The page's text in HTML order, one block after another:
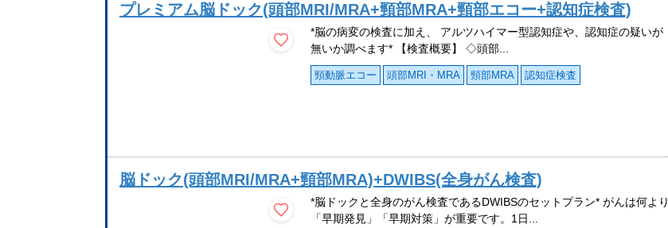
プレミアム脳ドック(頭部MRI/MRA+頸部MRA+頸部エコー+認知症検査)
*脳の病変の検査に加え、 アルツハイマー型認知症や、認知症の疑いが
無いか調べます* 【検査概要】 ◇頭部...
頸動脈エコー 頭部MRI・MRA 頸部MRA 認知症検査
脳ドック(頭部MRI/MRA+頸部MRA)+DWIBS(全身がん検査)
*脳ドックと全身のがん検査であるDWIBSのセットプラン* がんは何より
「早期発見」「早期対策」が重要です。1日...